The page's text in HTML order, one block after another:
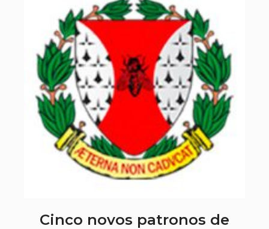
Cinco novos patronos de